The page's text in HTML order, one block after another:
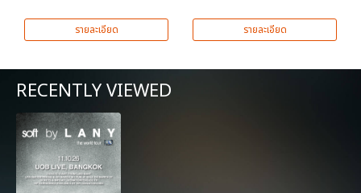
รายละเอียด รายละเอียด
RECENTLY VIEWED